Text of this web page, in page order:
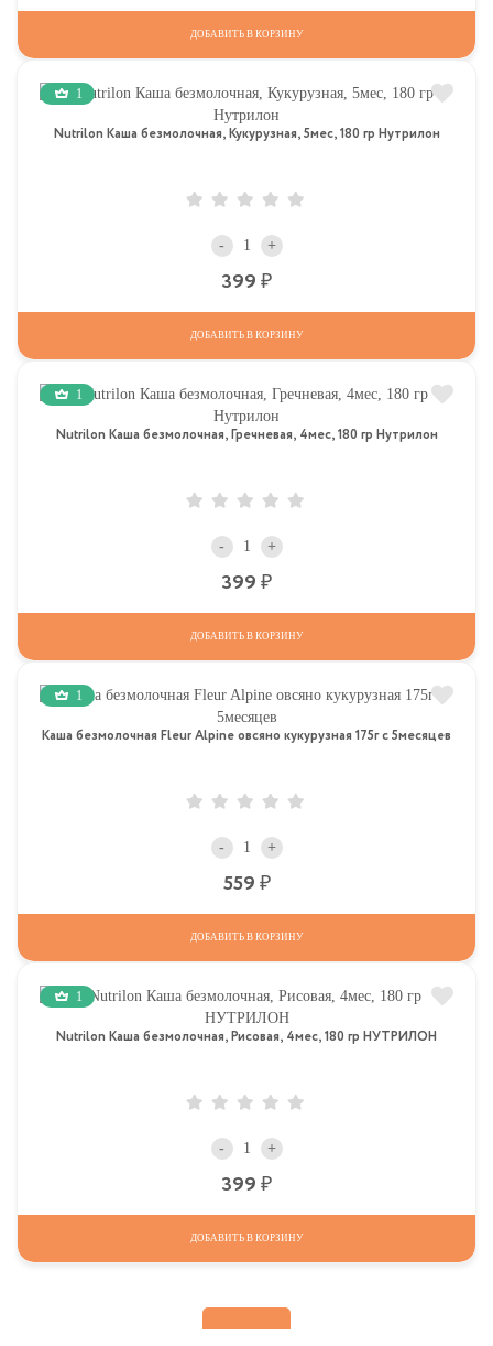
ДОБАВИТЬ В КОРЗИНУ
1
Nutrilon Каша безмолочная, Кукурузная, 5мес, 180 гр Нутрилон
- +
399
ДОБАВИТЬ В КОРЗИНУ
1
Nutrilon Каша безмолочная, Гречневая, 4мес, 180 гр Нутрилон
- +
399
ДОБАВИТЬ В КОРЗИНУ
1
Каша безмолочная Fleur Alpine овсяно кукурузная 175г с 5месяцев
- +
559
ДОБАВИТЬ В КОРЗИНУ
1
Nutrilon Каша безмолочная, Рисовая, 4мес, 180 гр НУТРИЛОН
- +
399
ДОБАВИТЬ В КОРЗИНУ